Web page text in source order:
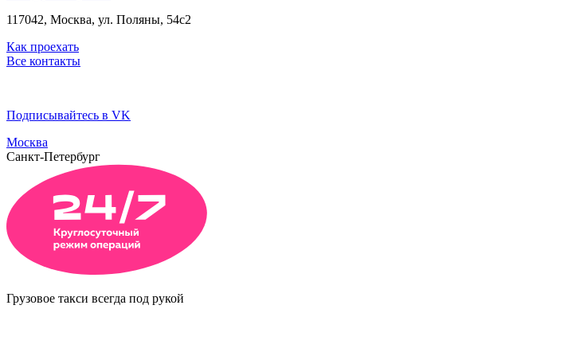
117042, Москва, ул. Поляны, 54с2
Как проехать
Все контакты
Подписывайтесь в VK
Москва
Санкт-Петербург
Грузовое такси всегда под рукой